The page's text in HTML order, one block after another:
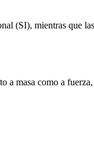
(SI), mientras que
a masa como a